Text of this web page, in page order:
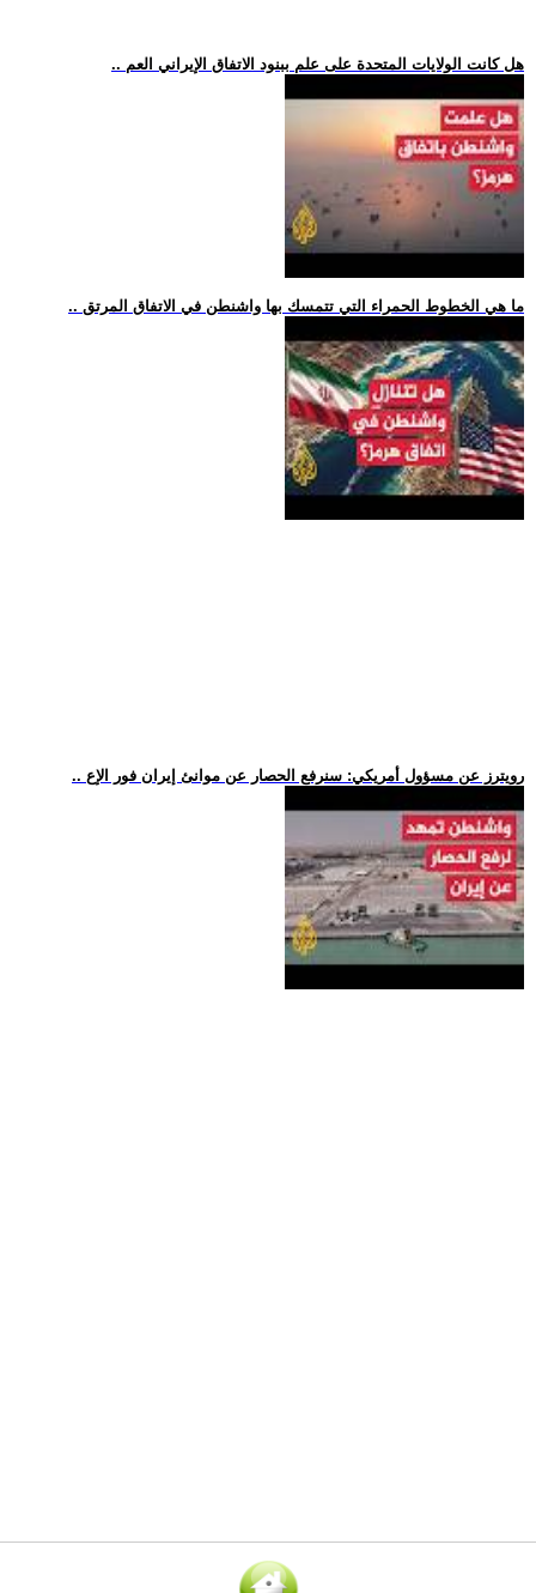
.. هل كانت الولايات المتحدة على علم ببنود الاتفاق الإيراني العم
.. ما هي الخطوط الحمراء التي تتمسك بها واشنطن في الاتفاق المرتق
.. رويترز عن مسؤول أمريكي: سنرفع الحصار عن موانئ إيران فور الإع